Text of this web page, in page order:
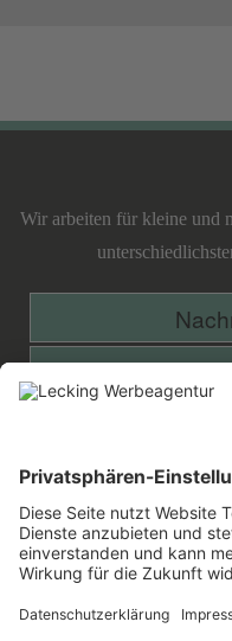
Wir arbeiten für kleine und
»Enten legen
Hühner gackern
Was ist die